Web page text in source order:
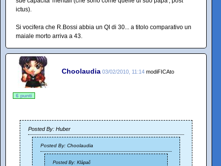
ictus).
Si vocifera che R.Bossi abbia un QI di 30... a titolo comparativo un
maiale morto arriva a 43.
Choolaudia 03/02/2010, 11:14 modiFICAto
6 punti
Posted By: Huber
Posted By: Choolaudia
Posted By: Klàpač